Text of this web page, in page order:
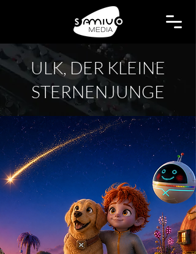
ULK, DER KLEINE
STERNENJUNGE